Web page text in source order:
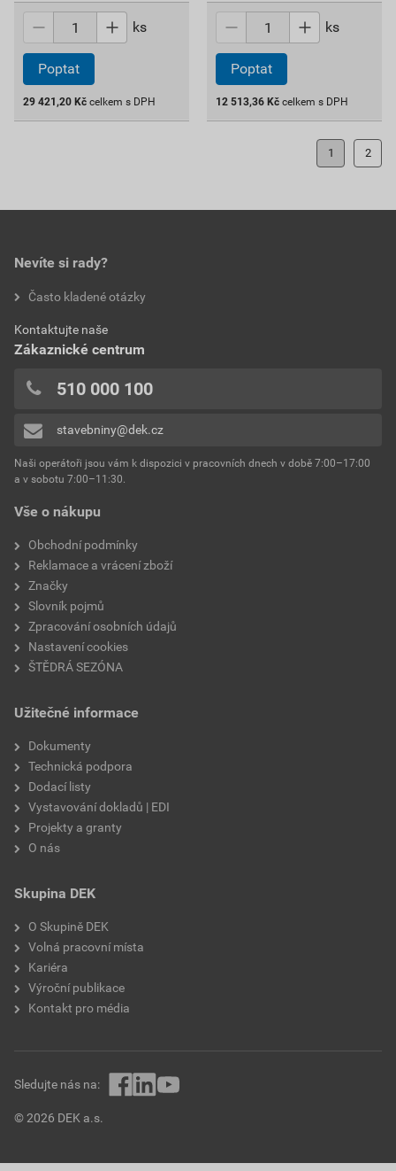
ks
Poptat
29 421,20 Kč celkem s DPH
ks
Poptat
12 513,36 Kč celkem s DPH
1 2
Vše o nákupu
Obchodní podmínky
Reklamace a vrácení zboží
Značky
Slovník pojmů
Zpracování osobních údajů
Nastavení cookies
ŠTĚDRÁ SEZÓNA
Užitečné informace
Dokumenty
Technická podpora
Dodací listy
Vystavování dokladů | EDI
Projekty a granty
O nás
Skupina DEK
O Skupině DEK
Volná pracovní místa
Kariéra
Výroční publikace
Kontakt pro média
Nevíte si rady?
Často kladené otázky
Kontaktujte naše
Zákaznické centrum
510 000 100
stavebniny@dek.cz
Naši operátoři jsou vám k dispozici v pracovních dnech v době 7:00–17:00
a v sobotu 7:00–11:30.
© 2026 DEK a.s.
Sledujte nás na: